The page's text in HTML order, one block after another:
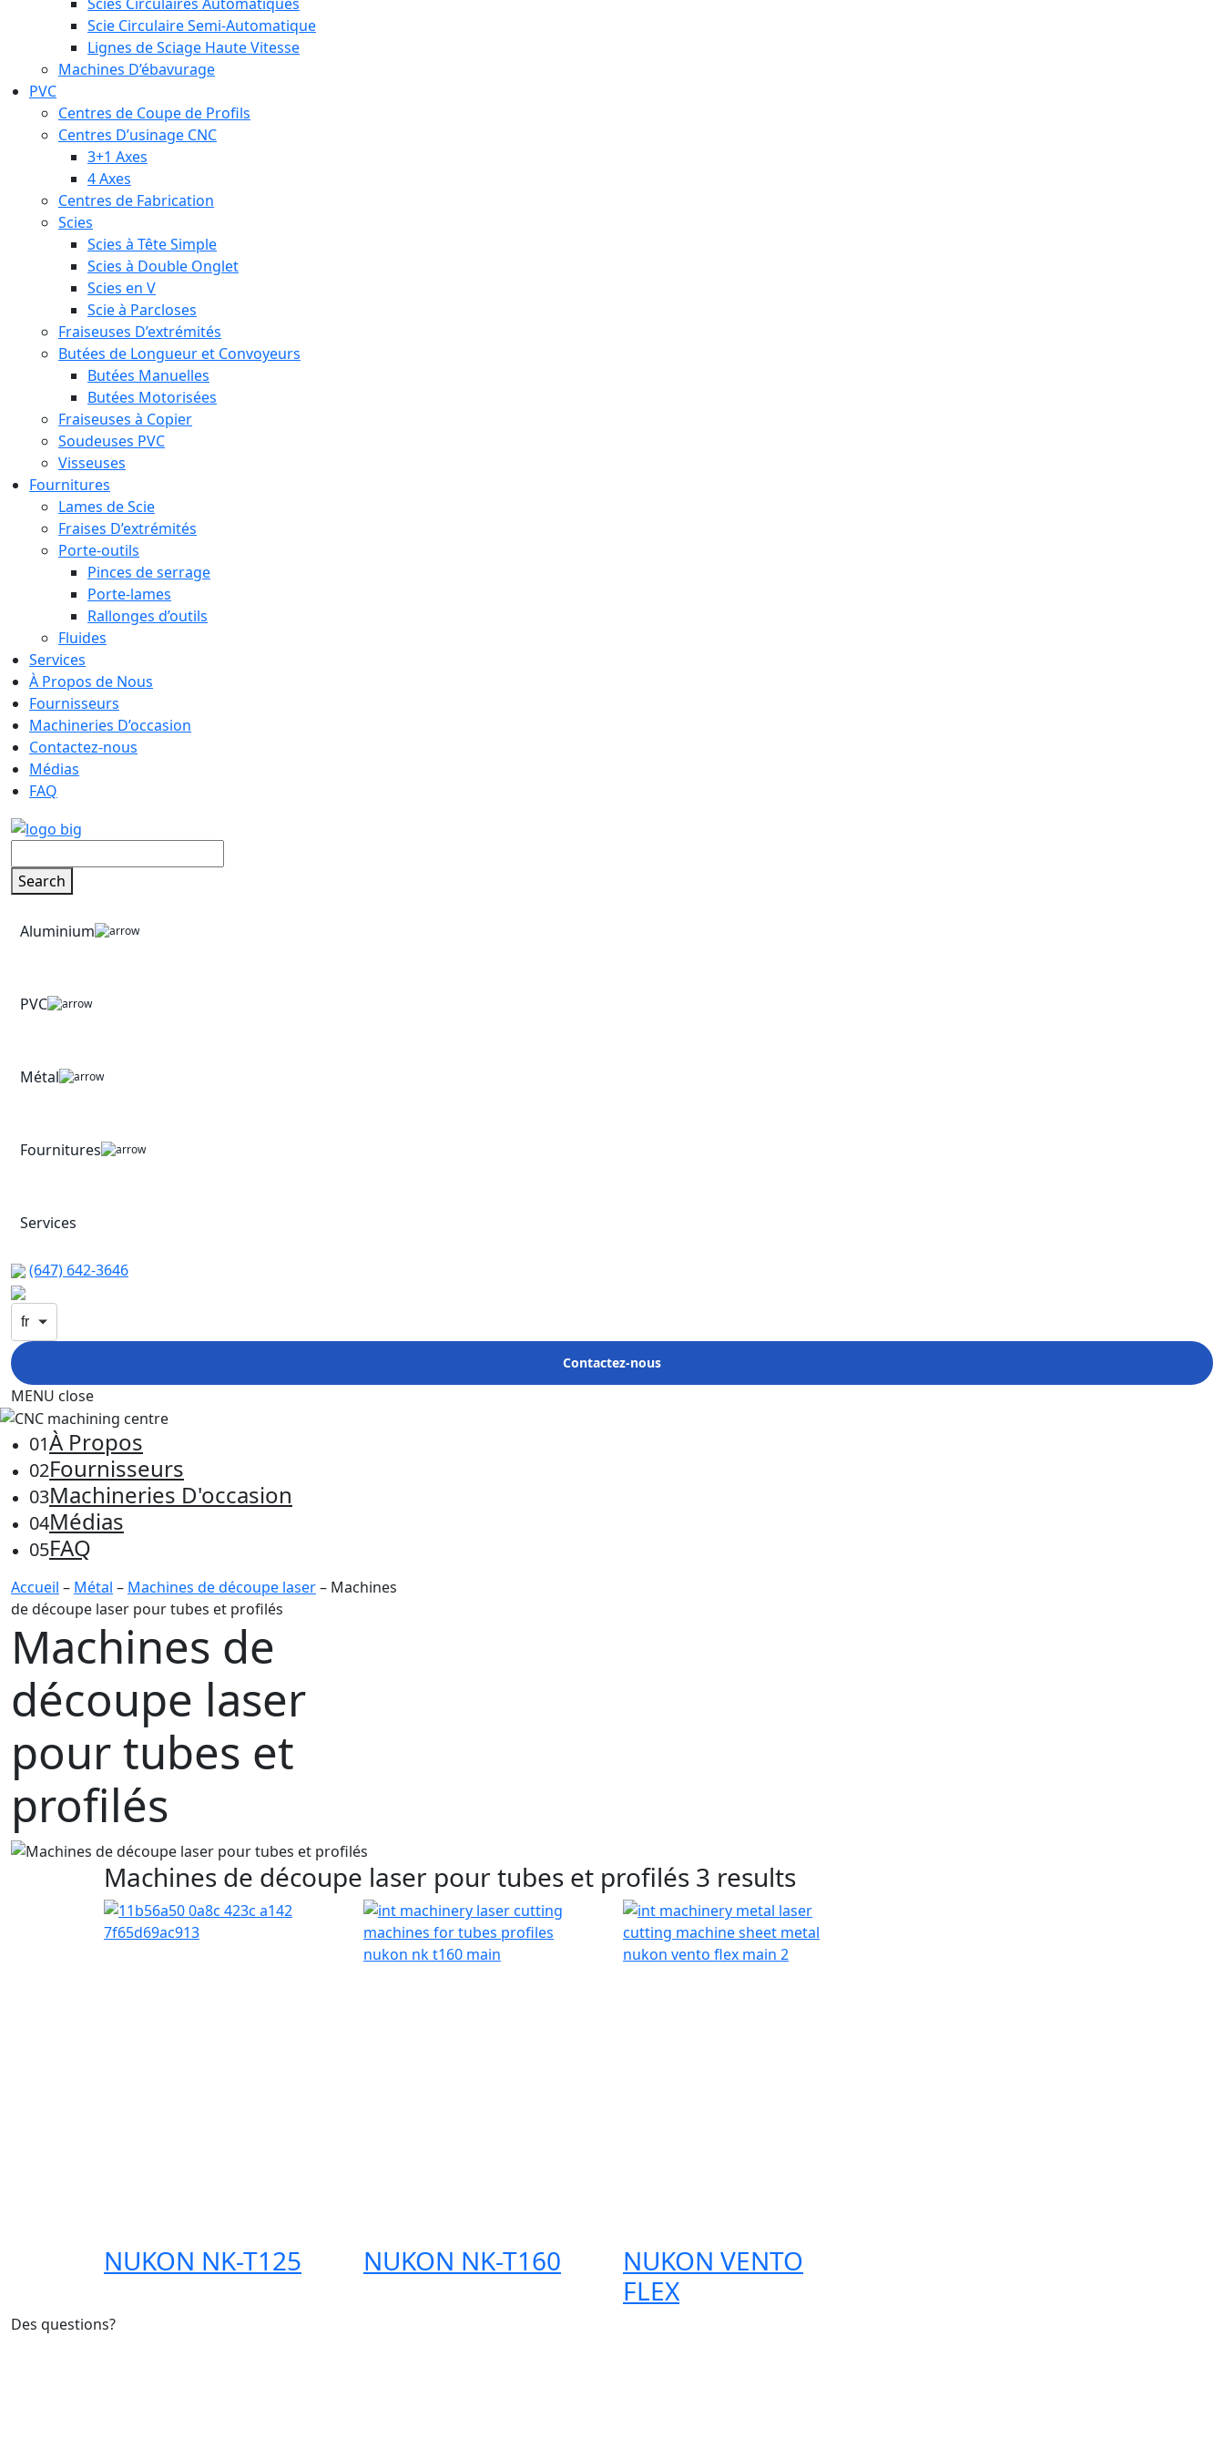
Scie Circulaire Semi-Automatique
Lignes de Sciage Haute Vitesse
Machines D’ébavurage
PVC
Centres de Coupe de Profils
Centres D’usinage CNC
3+1 Axes
4 Axes
Centres de Fabrication
Scies
Scies à Tête Simple
Scies à Double Onglet
Scies en V
Scie à Parcloses
Fraiseuses D’extrémités
Butées de Longueur et Convoyeurs
Butées Manuelles
Butées Motorisées
Fraiseuses à Copier
Soudeuses PVC
Visseuses
Fournitures
Lames de Scie
Fraises D’extrémités
Porte-outils
Pinces de serrage
Porte-lames
Rallonges d’outils
Fluides
Services
À Propos de Nous
Fournisseurs
Machineries D’occasion
Contactez-nous
Médias
FAQ
Search
Aluminium
PVC
Métal
Fournitures
Services
(647) 642-3646
fr
Contactez-nous
MENU close
01À Propos
02Fournisseurs
03Machineries D'occasion
04Médias
05FAQ
Accueil – Métal – Machines de découpe laser– Machines
de découpe laser pour tubes et profilés
Machines de
découpe laser
pour tubes et
profilés
Machines de découpe laser pour tubes et profilés 3 results
NUKON NK-T125 NUKON NK-T160
NUKON VENTO
FLEX
Des questions?